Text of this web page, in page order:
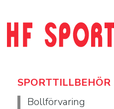
SPORTTILLBEHÖR
Bollförvaring